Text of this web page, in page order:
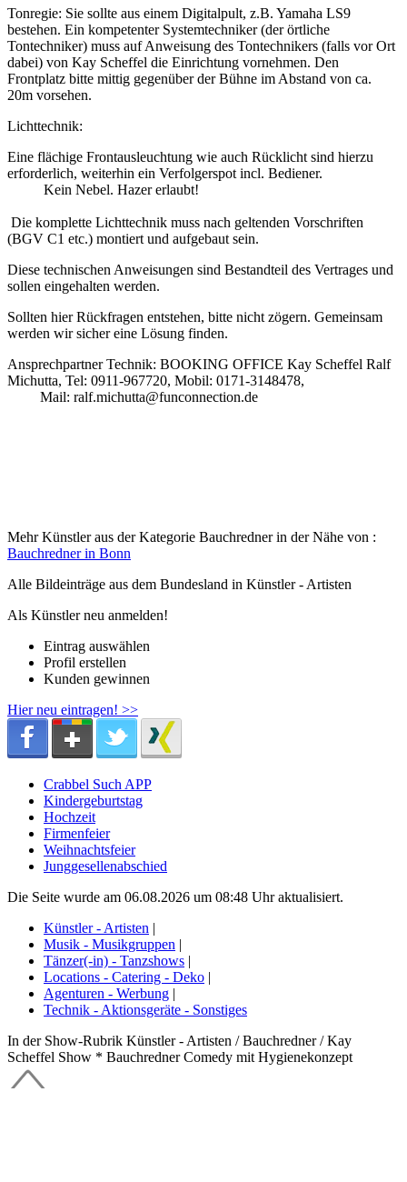
Tonregie: Sie sollte aus einem Digitalpult, z.B. Yamaha LS9
bestehen. Ein kompetenter Systemtechniker (der örtliche
Tontechniker) muss auf Anweisung des Tontechnikers (falls vor Ort
dabei) von Kay Scheffel die Einrichtung vornehmen. Den
Frontplatz bitte mittig gegenüber der Bühne im Abstand von ca.
20m vorsehen.
Lichttechnik:
Eine flächige Frontausleuchtung wie auch Rücklicht sind hierzu
erforderlich, weiterhin ein Verfolgerspot incl. Bediener.
Kein Nebel. Hazer erlaubt!
Die komplette Lichttechnik muss nach geltenden Vorschriften
(BGV C1 etc.) montiert und aufgebaut sein.
Diese technischen Anweisungen sind Bestandteil des Vertrages und
sollen eingehalten werden.
Sollten hier Rückfragen entstehen, bitte nicht zögern. Gemeinsam
werden wir sicher eine Lösung finden.
Ansprechpartner Technik: BOOKING OFFICE Kay Scheffel Ralf
Michutta, Tel: 0911-967720, Mobil: 0171-3148478,
Mail: ralf.michutta@funconnection.de
Mehr Künstler aus der Kategorie Bauchredner in der Nähe von :
Bauchredner in Bonn
Alle Bildeinträge aus dem Bundesland in Künstler - Artisten
Als Künstler neu anmelden!
Eintrag auswählen
Profil erstellen
Kunden gewinnen
Hier neu eintragen! >>
Crabbel Such APP
Kindergeburtstag
Hochzeit
Firmenfeier
Weihnachtsfeier
Junggesellenabschied
Die Seite wurde am 06.08.2026 um 08:48 Uhr aktualisiert.
Künstler - Artisten |
Musik - Musikgruppen |
Tänzer(-in) - Tanzshows |
Locations - Catering - Deko |
Agenturen - Werbung |
Technik - Aktionsgeräte - Sonstiges
In der Show-Rubrik Künstler - Artisten / Bauchredner / Kay
Scheffel Show * Bauchredner Comedy mit Hygienekonzept